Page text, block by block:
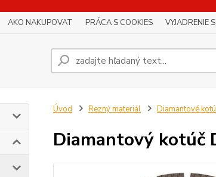
AKO NAKUPOVAT PRÁCA S COOKIES VYJADRENIE
Úvod Rezný materiál Diamantové
Diamantový kotúč